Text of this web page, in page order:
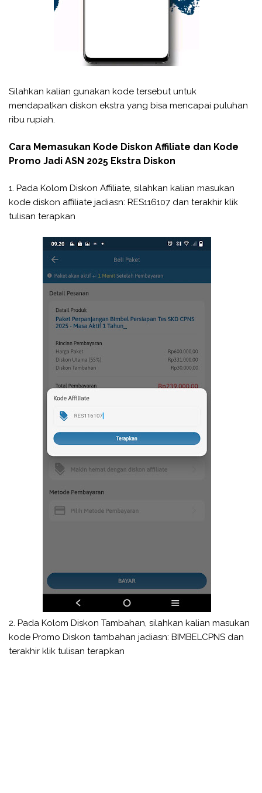
Silahkan kalian gunakan kode tersebut untuk
mendapatkan diskon ekstra yang bisa mencapai puluhan
ribu rupiah.
Cara Memasukan Kode Diskon Affiliate dan Kode
Promo Jadi ASN 2025 Ekstra Diskon
1. Pada Kolom Diskon Affiliate, silahkan kalian masukan
kode diskon affiliate jadiasn: RES116107 dan terakhir klik
tulisan terapkan
2. Pada Kolom Diskon Tambahan, silahkan kalian masukan
kode Promo Diskon tambahan jadiasn: BIMBELCPNS dan
terakhir klik tulisan terapkan